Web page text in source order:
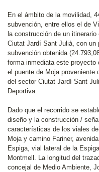
En el ámbito de la movilidad,
subvención, entre ellos el de
la construcción de un
Ciutat Jardí Sant Julià, con un
subvención obtenida
forma inmediata este
el puente de Moja proveniente
del sector Ciutat Jardí Sant
Deportiva.
Dado que el recorrido se
diseño y la construcción /
características de los viales
Moja y camino Fariner,
Espiga, vial lateral de la
Montmell. La longitud del
concejal de Medio Ambiente,